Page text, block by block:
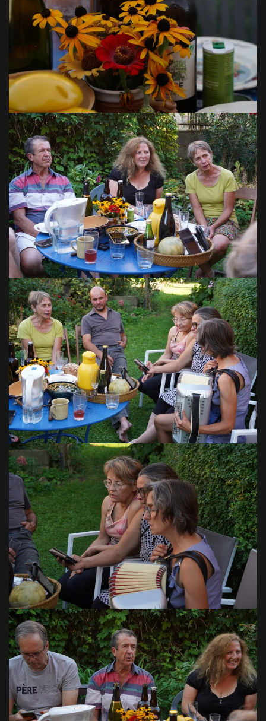
VOIR EN GRAND
VOIR EN GRAND
VOIR EN GRAND
VOIR EN GRAND
VOIR EN GRAND